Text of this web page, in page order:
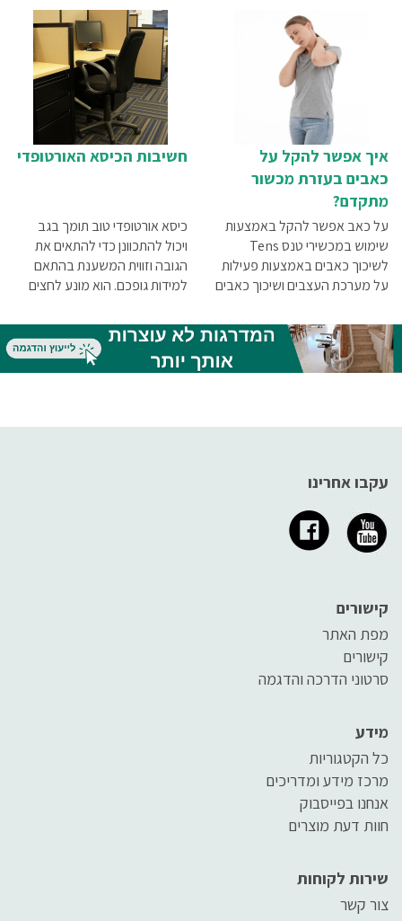
אלה יש לפנות אל אורטופד. בין
הבעיות האורטופדיות הנפוצות ניתן
למנות כאבי גב, כאבי ברכיים,
פציעות ספורט, כאבים בכפות
הרגליים והידיים, פריקת כתף
וכאבים בכתף, כף רגל סוכרתית
ועוד.
איך אפשר להקל על
כאבים בעזרת מכשור
מתקדם?
על כאב אפשר להקל באמצעות
שימוש במכשירי טנס Tens
לשיכוך כאבים באמצעות פעילות
על מערכת העצבים ושיכוך כאבים
על מערכת השרירים
חשיבות הכיסא האורטופדי
כיסא אורטופדי טוב תומך בגב
ויכול להתכוונן כדי להתאים את
הגובה וזווית המשענת בהתאם
למידות גופכם. הוא מונע לחצים
לזוז עימו לכיוונים שונים מבלי
לפתל את הגוף בצורה מסוכנת.
עקבו אחרינו
קישורים
מפת האתר
קישורים
סרטוני הדרכה והדגמה
מידע
כל הקטגוריות
מרכז מידע ומדריכים
אנחנו בפייסבוק
חוות דעת מוצרים
שירות לקוחות
צור קשר